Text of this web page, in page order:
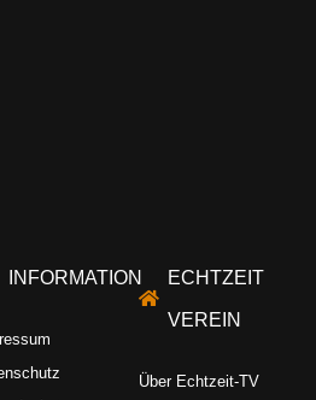
INFORMATION ECHTZEIT
VEREIN
Über Echtzeit-TV